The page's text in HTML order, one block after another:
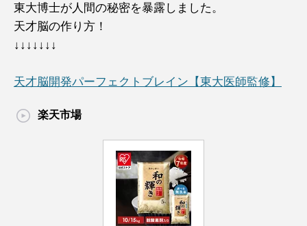
東大博士が人間の秘密を暴露しました。
天才脳の作り方！
↓↓↓↓↓↓↓
天才脳開発パーフェクトブレイン【東大医師監修】
楽天市場